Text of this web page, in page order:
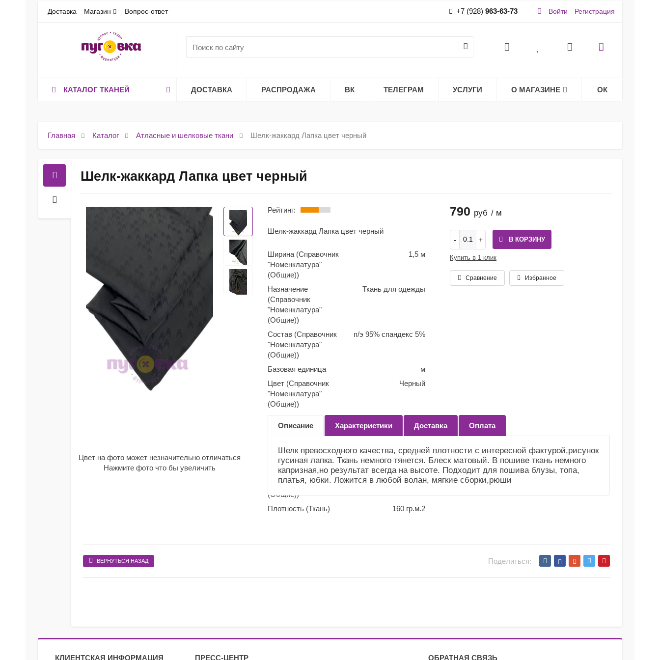
Доставка Магазин Вопрос-ответ +7 (928) 963-63-73 Войти Регистрация
КАТАЛОГ ТКАНЕЙ ДОСТАВКА РАСПРОДАЖА ВК ТЕЛЕГРАМ УСЛУГИ О МАГАЗИНЕ ОК
Главная Каталог Атласные и шелковые ткани Шелк-жаккард Лапка цвет черный
Шелк-жаккард Лапка цвет черный
Цвет на фото может незначительно отличаться
Нажмите фото что бы увеличить
Рейтинг:
Шелк-жаккард Лапка цвет черный
Ширина (Справочник
"Номенклатура"
(Общие))
1,5 м
Назначение
(Справочник
"Номенклатура"
(Общие))
Ткань для одежды
Состав (Справочник
"Номенклатура"
(Общие))
п/э 95% спандекс 5%
Базовая единица
м
Цвет (Справочник
"Номенклатура"
(Общие))
Черный
(Справочник
(Общие))
Усадка и уход
(Справочник
"Номенклатура"
(Общие))
Не садится.Стирка до
40"
Плотность (Ткань) 160 гр.м.2
790 руб / м
В КОРЗИНУ
Купить в 1 клик
Сравнение Избранное
Описание Характеристики Доставка Оплата
Шелк превосходного качества, средней плотности с интересной фактурой,рисунок
гусиная лапка. Ткань немного тянется. Блеск матовый. В пошиве ткань немного
капризная,но результат всегда на высоте. Подходит для пошива блузы, топа,
платья, юбки. Ложится в любой волан, мягкие сборки,рюши
ВЕРНУТЬСЯ НАЗАД Поделиться:
КЛИЕНТСКАЯ ИНФОРМАЦИЯ ПРЕСС-ЦЕНТР ОБРАТНАЯ СВЯЗЬ